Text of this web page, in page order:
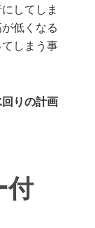
してしま
低くなる
しまう事
りの計画
付